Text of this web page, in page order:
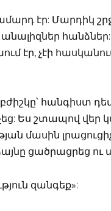
էր: Մարդիկ
էր, չէի
հանգիստ
Ես շտապով վեր
մասին
ցածրացրեց ու
զանգեք»: